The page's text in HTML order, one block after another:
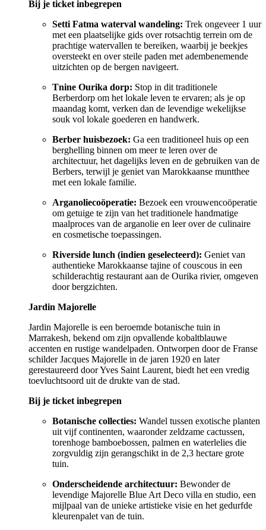
Bij je ticket inbegrepen
Setti Fatma waterval wandeling: Trek ongeveer 1 uur
met een plaatselijke gids over rotsachtig terrein om de
prachtige watervallen te bereiken, waarbij je beekjes
oversteekt en over steile paden met adembenemende
uitzichten op de bergen navigeert.
Tnine Ourika dorp: Stop in dit traditionele
Berberdorp om het lokale leven te ervaren; als je op
maandag komt, verken dan de levendige wekelijkse
souk vol lokale goederen en handwerk.
Berber huisbezoek: Ga een traditioneel huis op een
berghelling binnen om meer te leren over de
architectuur, het dagelijks leven en de gebruiken van de
Berbers, terwijl je geniet van Marokkaanse muntthee
met een lokale familie.
Arganoliecoöperatie: Bezoek een vrouwencoöperatie
om getuige te zijn van het traditionele handmatige
maalproces van de arganolie en leer over de culinaire
en cosmetische toepassingen.
Riverside lunch (indien geselecteerd): Geniet van
authentieke Marokkaanse tajine of couscous in een
schilderachtig restaurant aan de Ourika rivier, omgeven
door bergzichten.
Jardin Majorelle
Jardin Majorelle is een beroemde botanische tuin in
Marrakesh, bekend om zijn opvallende kobaltblauwe
accenten en rustige wandelpaden. Ontworpen door de Franse
schilder Jacques Majorelle in de jaren 1920 en later
gerestaureerd door Yves Saint Laurent, biedt het een vredig
toevluchtsoord uit de drukte van de stad.
Bij je ticket inbegrepen
Botanische collecties: Wandel tussen exotische planten
uit vijf continenten, waaronder zeldzame cactussen,
torenhoge bamboebossen, palmen en waterlelies die
zorgvuldig zijn gerangschikt in de 2,3 hectare grote
tuin.
Onderscheidende architectuur: Bewonder de
levendige Majorelle Blue Art Deco villa en studio, een
mijlpaal van de unieke artistieke visie en het gedurfde
kleurenpalet van de tuin.